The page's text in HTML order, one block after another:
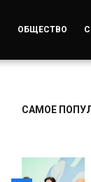
ОБЩЕСТВО
САМОЕ